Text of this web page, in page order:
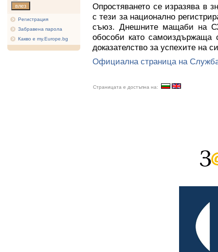
Регистрация
Забравена парола
Какво е my.Europe.bg
Опростяването се изразява в
с тези за национално
съюз. Днешните мащаби на
обособи като самоиздържаща
доказателство за успехите на
Официална страница на
Страницата е достъпна на: